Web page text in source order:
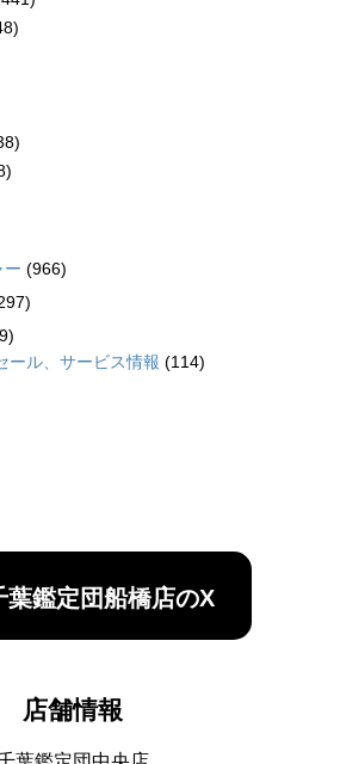
ー (966)
ール、サービス情報 (114)
葉鑑定団船橋店のX
店舗情報